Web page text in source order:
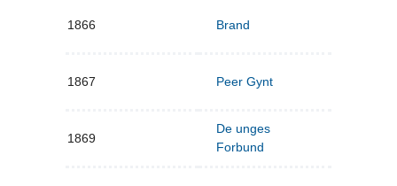
1866 Brand
1867 Peer Gynt
1869
De unges
Forbund